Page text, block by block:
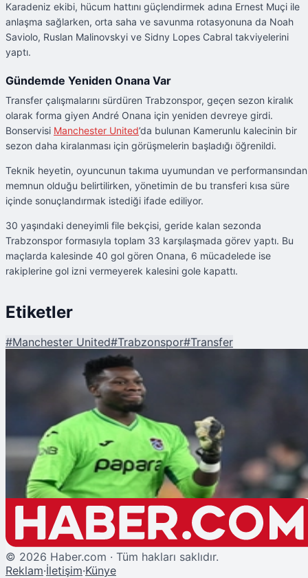
Karadeniz ekibi, hücum hattını güçlendirmek adına Ernest Muçi ile
anlaşma sağlarken, orta saha ve savunma rotasyonuna da Noah
Saviolo, Ruslan Malinovskyi ve Sidny Lopes Cabral takviyelerini
yaptı.
Gündemde Yeniden Onana Var
Transfer çalışmalarını sürdüren Trabzonspor, geçen sezon kiralık
olarak forma giyen André Onana için yeniden devreye girdi.
Bonservisi Manchester United’da bulunan Kamerunlu kalecinin bir
sezon daha kiralanması için görüşmelerin başladığı öğrenildi.
Teknik heyetin, oyuncunun takıma uyumundan ve performansından
memnun olduğu belirtilirken, yönetimin de bu transferi kısa süre
içinde sonuçlandırmak istediği ifade ediliyor.
30 yaşındaki deneyimli file bekçisi, geride kalan sezonda
Trabzonspor formasıyla toplam 33 karşılaşmada görev yaptı. Bu
maçlarda kalesinde 40 gol gören Onana, 6 mücadelede ise
rakiplerine gol izni vermeyerek kalesini gole kapattı.
Etiketler
#Manchester United#Trabzonspor#Transfer
Trabzonspor Transferde Vites Yükseltti! Andre Onana Yeniden
İsteniyor
© 2026 Haber.com · Tüm hakları saklıdır.
Reklam·İletişim·Künye